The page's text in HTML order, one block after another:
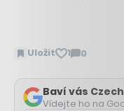
Uložit 1 0
Zobrazit
Baví vás
Vídejte ho na